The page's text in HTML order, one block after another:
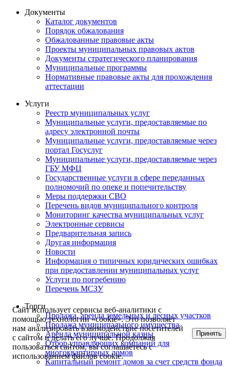
Документы
Каталог документов
Порядок обжалования
Обжалованные правовые акты
Проекты муниципальных правовых актов
Документы стратегического планирования
Муниципальные программы
Нормативные правовые акты для прохождения
аттестации
Услуги
Реестр муниципальных услуг
Муниципальные услуги, предоставляемые по
адресу электронной почты
Муниципальные услуги, предоставляемые через
портал Госуслуг
Муниципальные услуги, предоставляемые через
ГБУ МФЦ
Государственные услуги в сфере переданных
полномочий по опеке и попечительству
Меры поддержки СВО
Перечень видов муниципального контроля
Мониторинг качества муниципальных услуг
Электронные сервисы
Предварительная запись
Другая информация
Новости
Информация о типичных юридических ошибках
при предоставлении муниципальных услуг
Услуги по погребению
Перечень МСЗУ
Торги
Продажа, аренда земельных и лесных участков
Продажа муниципального имущества
Аренда муниципальной казны
Отбор управляющих компаний для
многоквартирных домов
Капитальный ремонт домов за счет средств фонда
Сайт использует сервисы веб-аналитики с
помощью технологии «cookie». Это позволяет
нам анализировать взаимодействие посетителей
с сайтом и делать его лучше. Продолжая
пользоваться сайтом, вы соглашаетесь с
использованием файлов cookie.
Принять